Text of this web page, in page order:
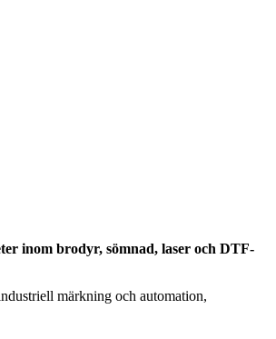
inom brodyr, sömnad, laser och DTF-
märkning och automation,